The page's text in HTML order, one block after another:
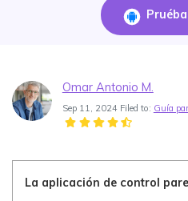
FamiSafe Edu
Guías Prácticas
Guía del Usuario
Precios
search
Omar Antonio M.
Sep 11, 2024 Filed to: Guía
La aplicación de control